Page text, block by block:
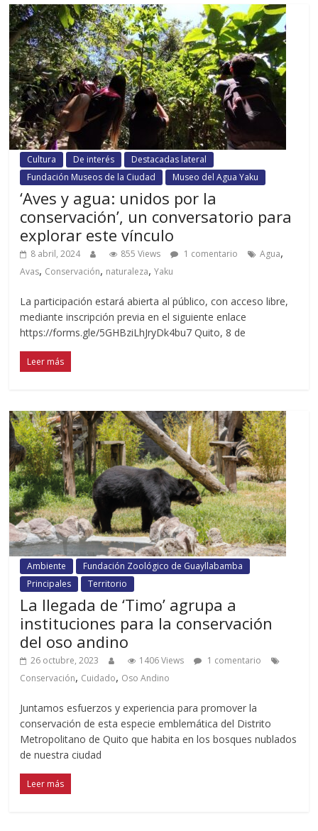
Cultura De interés
Destacadas lateral
Fundación Museos de la Ciudad
Museo del Agua Yaku
‘Aves y agua: unidos por la
conservación’, un conversatorio para
explorar este vínculo
8 abril, 2024 855 Views 1 comentario Agua,
Avas, Conservación, naturaleza,Yaku
La participación estará abierta al público, con acceso libre,
mediante inscripción previa en el siguiente enlace
https://forms.gle/5GHBziLhJryDk4bu7 Quito, 8 de
Leer más
Ambiente
Fundación Zoológico de Guayllabamba
Principales
Territorio
La llegada de ‘Timo’ agrupa a
instituciones para la conservación
del oso andino
26 octubre, 2023 1406 Views
1 comentario
Conservación, Cuidado, Oso Andino
Juntamos esfuerzos y experiencia para promover la
conservación de esta especie emblemática del Distrito
Metropolitano de Quito que habita en los bosques nublados
de nuestra ciudad
Leer más